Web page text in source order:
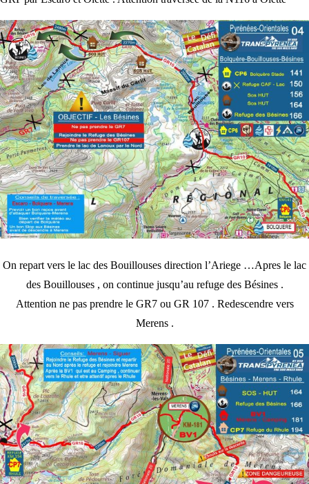
On repart vers le lac des Bouillouses direction l’Ariege …Apres le lac
des Bouillouses , on continue jusqu’au refuge des Bésines .
Attention ne pas prendre le GR7 ou GR 107 . Redescendre vers
Merens .